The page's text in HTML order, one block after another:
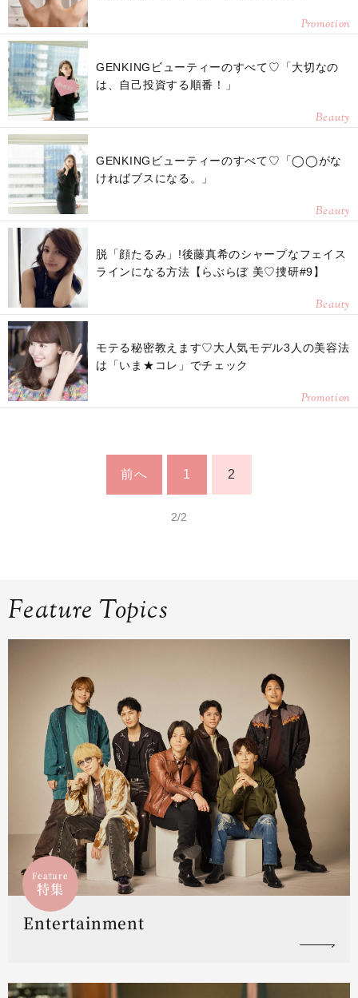
Promotion
GENKINGビューティーのすべて♡「大切なの
は、自己投資する順番！」
Beauty
GENKINGビューティーのすべて♡「◯◯がな
ければブスになる。」
Beauty
脱「顔たるみ」!後藤真希のシャープなフェイス
ラインになる方法【らぶらぼ 美♡捜研#9】
Beauty
モテる秘密教えます♡大人気モデル3人の美容法
は「いま★コレ」でチェック
Promotion
前へ 1 2
2/2
Feature Topics
Feature
特集
Entertainment